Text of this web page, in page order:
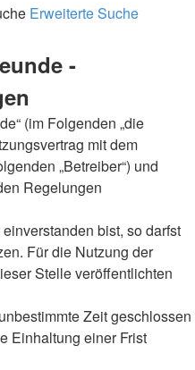
Erweiterte Suche
-
(im Folgenden „die
mit dem
„Betreiber“) und
Regelungen
bist, so darfst
Für die Nutzung der
Stelle veröffentlichten
Zeit geschlossen
Einhaltung einer Frist